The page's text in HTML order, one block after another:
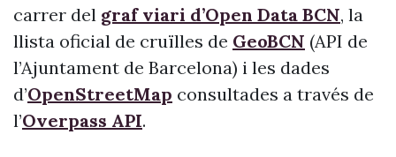
carrer del graf viari d’Open Data BCN, la
llista oficial de cruïlles de GeoBCN (API de
l’Ajuntament de Barcelona) i les dades
d’OpenStreetMap consultades a través de
l’Overpass API.